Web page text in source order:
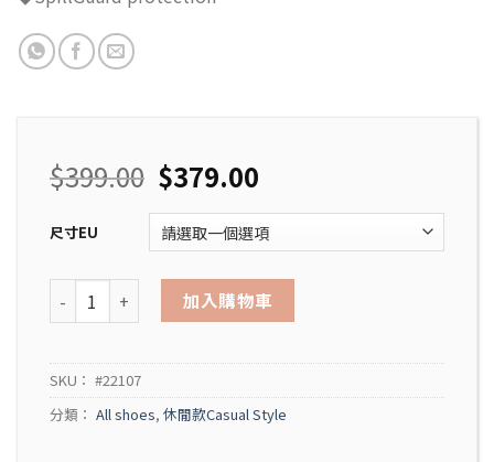
$399.00 $379.00
尺寸EU
CAUSAL Falcon III #22107(女鞋) 數量
加入購物車
SKU： #22107
分類： All shoes, 休閒款Casual Style